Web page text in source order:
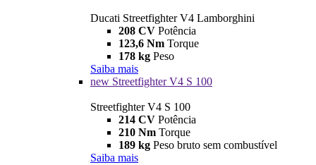
Ducati Streetfighter V4 Lamborghini
208 CV Potência
123,6 Nm Torque
178 kg Peso
Saiba mais
new Streetfighter V4 S 100
Streetfighter V4 S 100
214 CV Potência
210 Nm Torque
189 kg Peso bruto sem combustível
Saiba mais